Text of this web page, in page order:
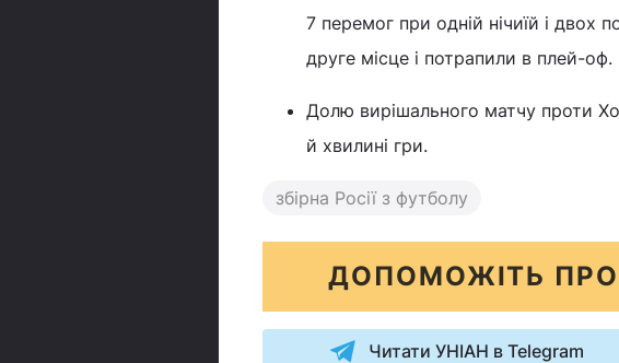
7 перемог при одній нічиїй і двох
друге місце і потрапили в плей-
Долю вирішального матчу проти
й хвилині гри.
збірна Росії з футболу
ДОПОМОЖІТЬ
Читати УНІАН в Telegram